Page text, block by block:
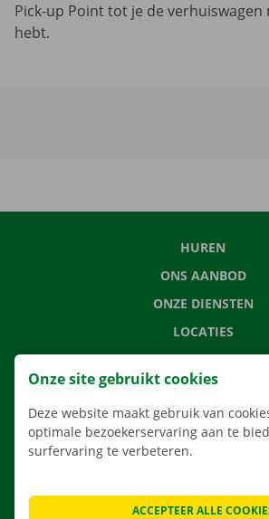
Pick-up Point tot je de
hebt.
HUREN
ONS AANBOD
ONZE DIENSTEN
LOCATIES
APP
VERHUISOPLOSSINGEN
VEELGESTELDE
Onze site gebruikt cookies
Deze website maakt gebruik van
optimale bezoekerservaring aan te
surfervaring te verbeteren.
ACCEPTEER ALLE